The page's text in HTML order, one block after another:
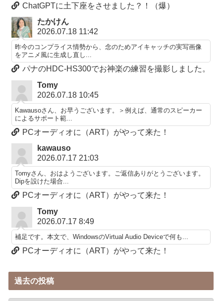
ChatGPTに土下座をさせました？！（爆）
たかけん
2026.07.18 11:42
昨今のコンプライス情勢から、念のためアイキャッチの実写画像
をアニメ風に生成し直し...
パナのHDC-HS300でお神楽の練習を撮影しました。
Tomy
2026.07.18 10:45
Kawausoさん、お早うございます。＞例えば、通常のスピーカー
によるサポート範...
PCオーディオに（ART）がやって来た！
kawauso
2026.07.17 21:03
Tomyさん、おはようございます。ご返信ありがとうございます。
Dipを設けた場合...
PCオーディオに（ART）がやって来た！
Tomy
2026.07.17 8:49
補足です。本文で、WindowsのVirtual Audio Deviceで何も...
PCオーディオに（ART）がやって来た！
過去の投稿